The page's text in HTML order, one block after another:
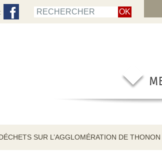
SUR L’AGGLOMÉRATION DE THONON